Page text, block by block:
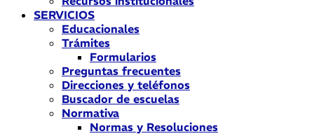
SERVICIOS
Educacionales
Trámites
Formularios
Preguntas frecuentes
Direcciones y teléfonos
Buscador de escuelas
Normativa
Normas y Resoluciones